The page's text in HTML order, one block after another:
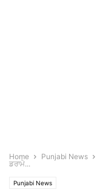
Home Punjabi News
ਡਰਾਮੇ...
Punjabi News